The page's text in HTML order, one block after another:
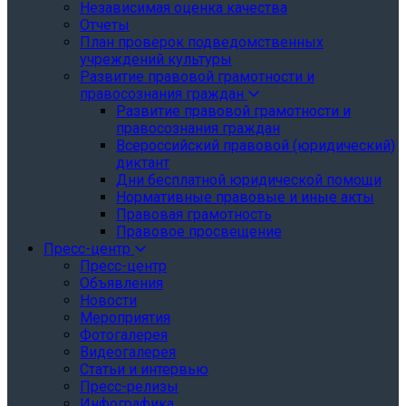
Независимая оценка качества
Отчеты
План проверок подведомственных
учреждений культуры
Развитие правовой грамотности и
правосознания граждан
Развитие правовой грамотности и
правосознания граждан
Всероссийский правовой (юридический)
диктант
Дни бесплатной юридической помощи
Нормативные правовые и иные акты
Правовая грамотность
Правовое просвещение
Пресс-центр
Пресс-центр
Объявления
Новости
Мероприятия
Фотогалерея
Видеогалерея
Статьи и интервью
Пресс-релизы